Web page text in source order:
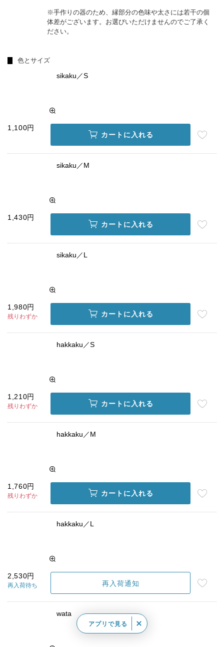
※手作りの器のため、縁部分の色味や太さには若干の個
体差がございます。お選びいただけませんのでご了承く
ださい。
色とサイズ
sikaku／S
1,100円
カートに入れる
sikaku／M
1,430円
カートに入れる
sikaku／L
1,980円
残りわずか カートに入れる
hakkaku／S
1,210円
残りわずか カートに入れる
hakkaku／M
1,760円
残りわずか カートに入れる
hakkaku／L
2,530円
再入荷待ち 再入荷通知
wata
アプリで見る